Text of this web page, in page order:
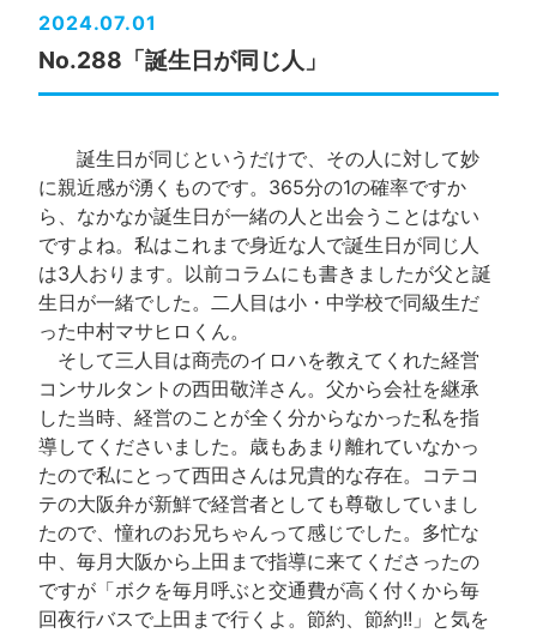
2024.07.01
No.288「誕生日が同じ人」
誕生日が同じというだけで、その人に対して妙
に親近感が湧くものです。365分の1の確率ですか
ら、なかなか誕生日が一緒の人と出会うことはない
ですよね。私はこれまで身近な人で誕生日が同じ人
は3人おります。以前コラムにも書きましたが父と誕
生日が一緒でした。二人目は小・中学校で同級生だ
った中村マサヒロくん。
そして三人目は商売のイロハを教えてくれた経営
コンサルタントの西田敬洋さん。父から会社を継承
した当時、経営のことが全く分からなかった私を指
導してくださいました。歳もあまり離れていなかっ
たので私にとって西田さんは兄貴的な存在。コテコ
テの大阪弁が新鮮で経営者としても尊敬していまし
たので、憧れのお兄ちゃんって感じでした。多忙な
中、毎月大阪から上田まで指導に来てくださったの
ですが「ボクを毎月呼ぶと交通費が高く付くから毎
回夜行バスで上田まで行くよ。節約、節約!!」と気を